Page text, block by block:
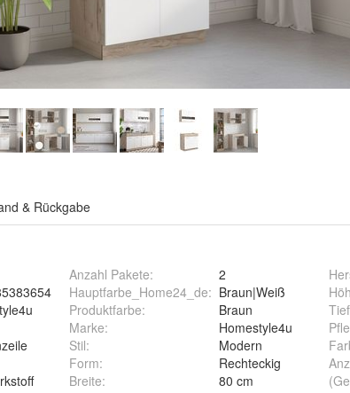
& Rückgabe
Anzahl Pakete:
2
Hauptfarbe_Home24_de: Braun|Weiß
Produktfarbe:
Braun
Marke:
Homestyle4u
Stil:
Modern
Form:
Rechteckig
Breite: 80 cm